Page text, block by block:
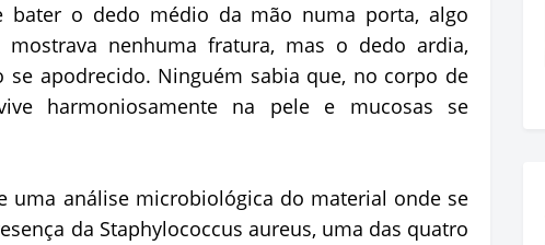
bater o dedo médio da mão numa porta, algo
nenhuma fratura, mas o dedo ardia,
apodrecido. Ninguém sabia que, no corpo de
harmoniosamente na pele e mucosas se
uma análise microbiológica do material onde se
da Staphylococcus aureus, uma das quatro